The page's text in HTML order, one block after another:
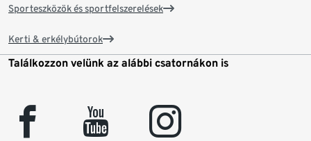
Sporteszközök és sportfelszerelések
Kerti & erkélybútorok
Találkozzon velünk az alábbi csatornákon is
facebook youtube instagram